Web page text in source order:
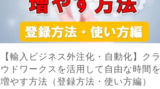
【輸入ビジネス外注化・自動化】クラ
ウドワークスを活用して自由な時間を
増やす方法（登録方法・使い方編）